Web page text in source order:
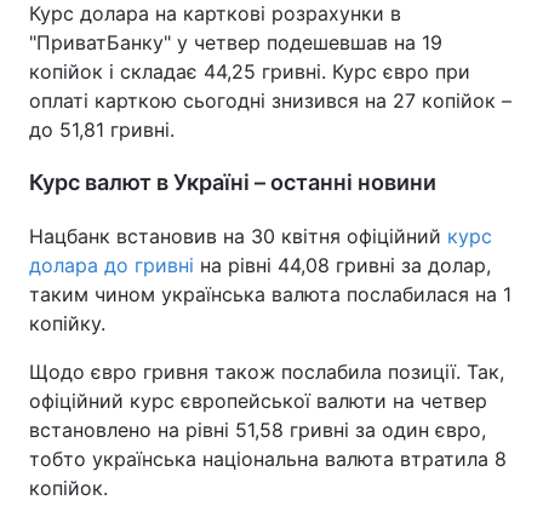
Курс долара на карткові розрахунки в
"ПриватБанку" у четвер подешевшав на 19
копійок і складає 44,25 гривні. Курс євро при
оплаті карткою сьогодні знизився на 27 копійок –
до 51,81 гривні.
Курс валют в Україні – останні новини
Нацбанк встановив на 30 квітня офіційний курс
долара до гривні на рівні 44,08 гривні за долар,
таким чином українська валюта послабилася на 1
копійку.
Щодо євро гривня також послабила позиції. Так,
офіційний курс європейської валюти на четвер
встановлено на рівні 51,58 гривні за один євро,
тобто українська національна валюта втратила 8
копійок.